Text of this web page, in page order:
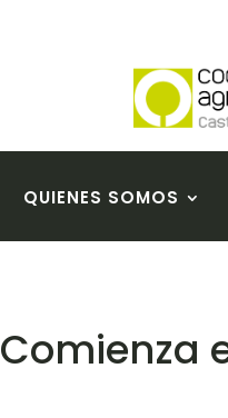
QUIENES SOMOS
Comienza